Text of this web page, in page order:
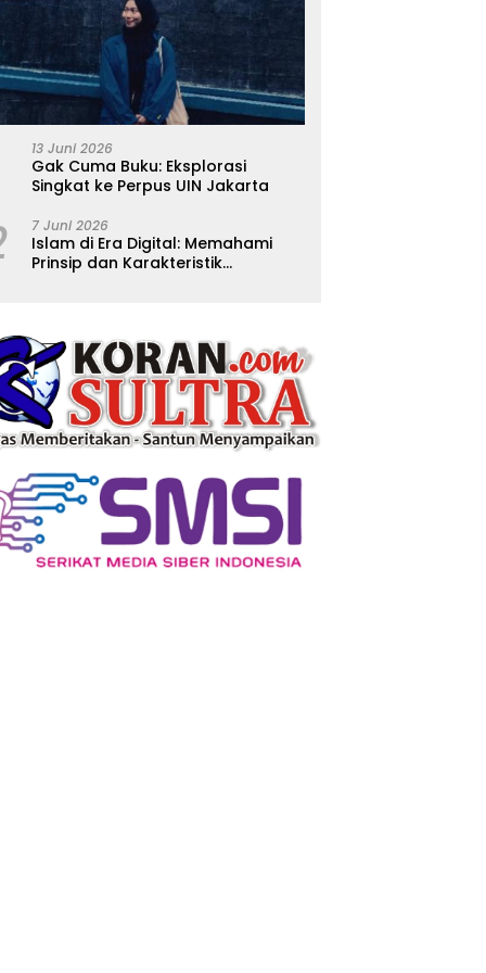
13 Juni 2026
Gak Cuma Buku: Eksplorasi
Singkat ke Perpus UIN Jakarta
7 Juni 2026
Islam di Era Digital: Memahami
Prinsip dan Karakteristik